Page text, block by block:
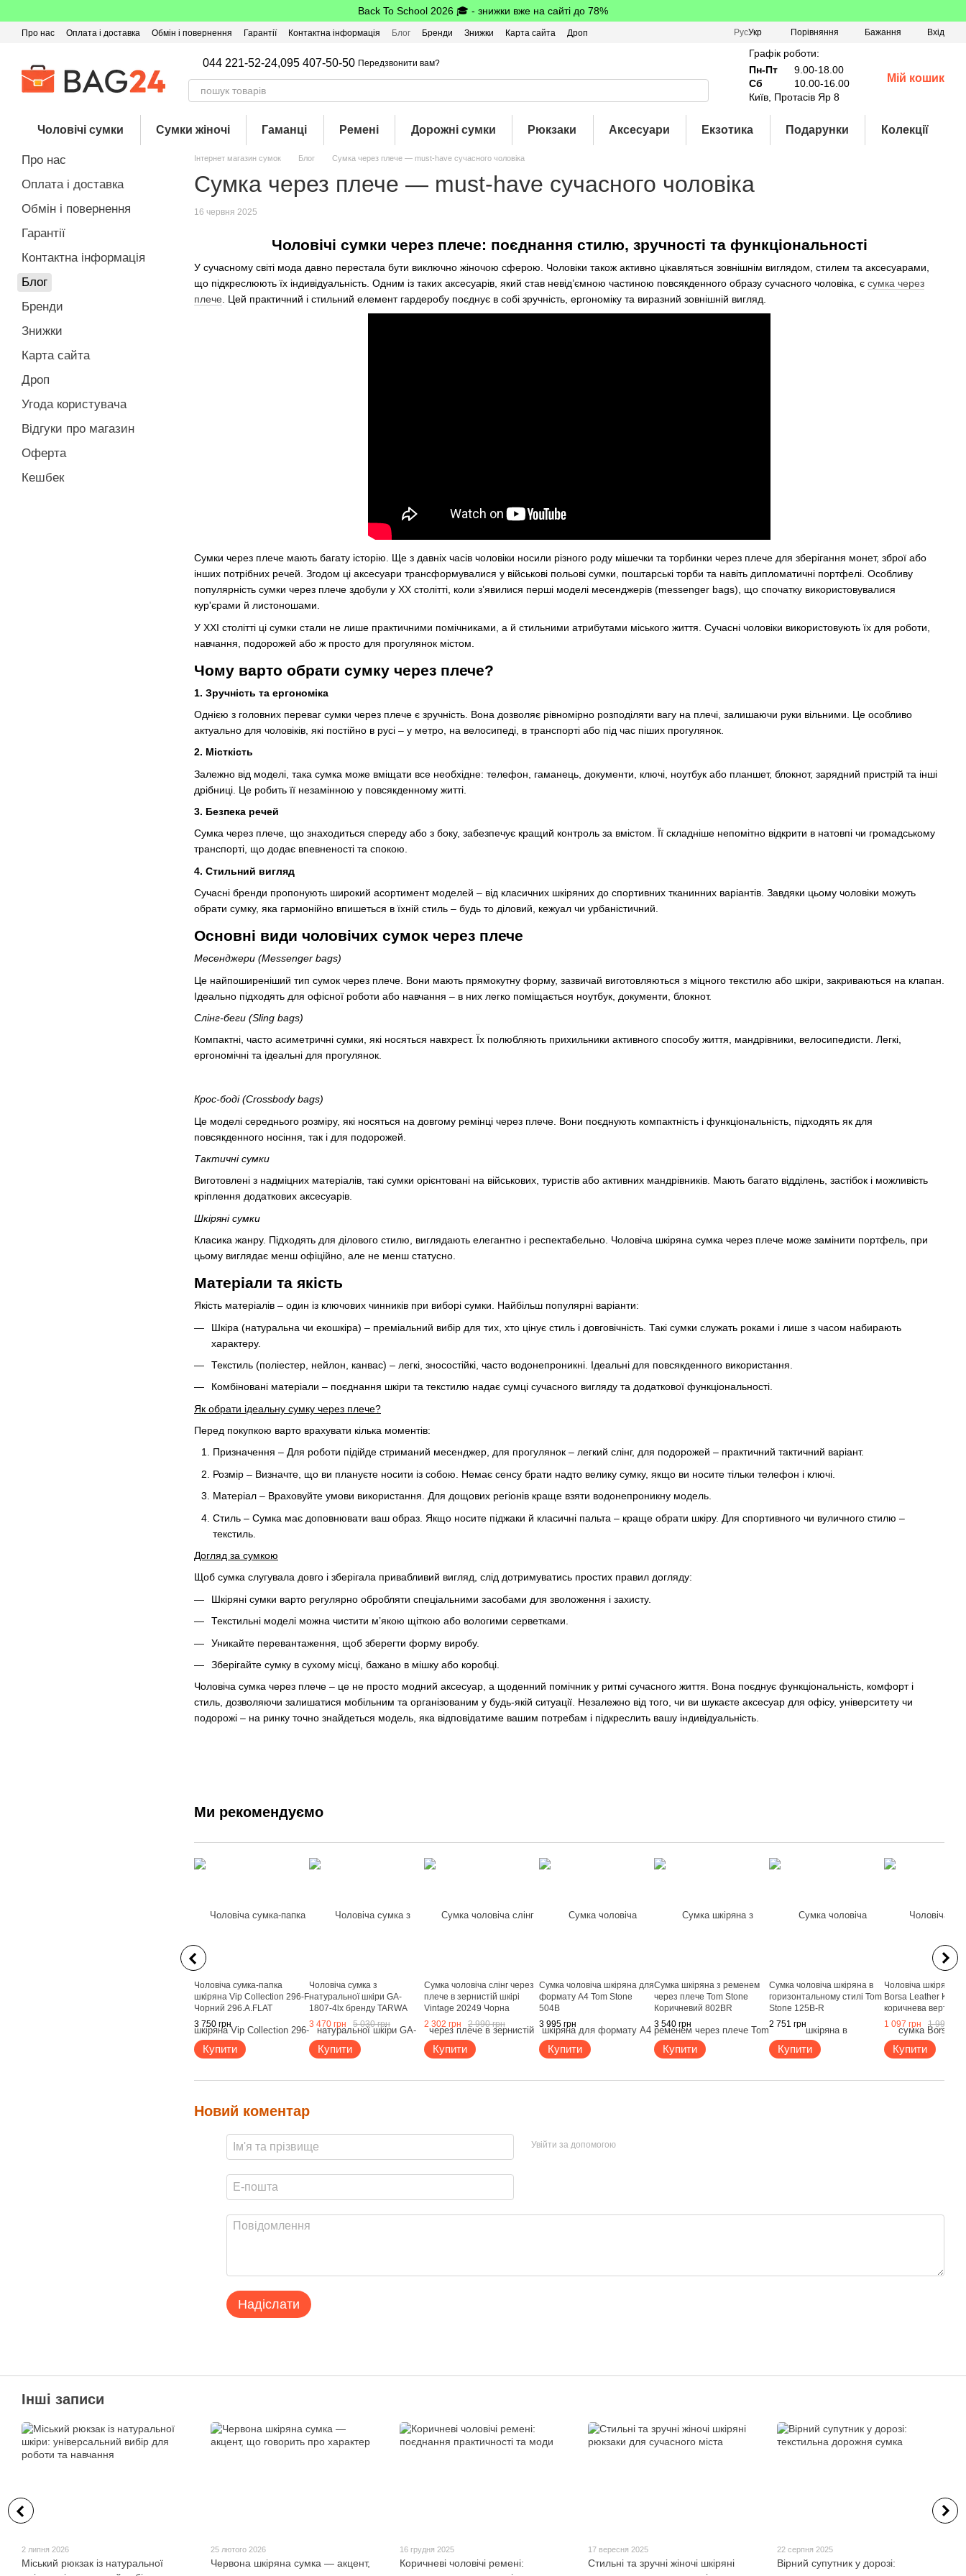
Back To School 2026 🎓 - знижки вже на сайті до 78%
Про нас Оплата і доставка Обмін і повернення Гарантії Контактна інформація Блог Бренди Знижки Карта сайта
Дроп
РусУкр Порівняння Бажання Вхід
044 221-52-24,095 407-50-50 Передзвонити вам?
Графік роботи:
Пн-Пт
9.00-18.00
Сб
10.00-16.00
Київ, Протасів Яр 8
Мій кошик
Чоловічі сумки Сумки жіночі Гаманці Ремені Дорожні сумки Рюкзаки Аксесуари Екзотика Подарунки Колекції
Інтернет магазин сумок Блог Сумка через плече — must-have сучасного чоловіка
Сумка через плече — must-have сучасного чоловіка
16 червня 2025
Чоловічі сумки через плече: поєднання стилю, зручності та функціональності
У сучасному світі мода давно перестала бути виключно жіночою сферою. Чоловіки також активно цікавляться зовнішнім виглядом, стилем та аксесуарами,
що підкреслюють їх індивідуальність. Одним із таких аксесуарів, який став невід’ємною частиною повсякденного образу сучасного чоловіка, є сумка через
плече. Цей практичний і стильний елемент гардеробу поєднує в собі зручність, ергономіку та виразний зовнішній вигляд.
Сумки через плече мають багату історію. Ще з давніх часів чоловіки носили різного роду мішечки та торбинки через плече для зберігання монет, зброї або
інших потрібних речей. Згодом ці аксесуари трансформувалися у військові польові сумки, поштарські торби та навіть дипломатичні портфелі. Особливу
популярність сумки через плече здобули у ХХ столітті, коли з’явилися перші моделі месенджерів (messenger bags), що спочатку використовувалися
кур'єрами й листоношами.
У XXI столітті ці сумки стали не лише практичними помічниками, а й стильними атрибутами міського життя. Сучасні чоловіки використовують їх для роботи,
навчання, подорожей або ж просто для прогулянок містом.
Чому варто обрати сумку через плече?
1. Зручність та ергономіка
Однією з головних переваг сумки через плече є зручність. Вона дозволяє рівномірно розподіляти вагу на плечі, залишаючи руки вільними. Це особливо
актуально для чоловіків, які постійно в русі – у метро, на велосипеді, в транспорті або під час піших прогулянок.
2. Місткість
Залежно від моделі, така сумка може вміщати все необхідне: телефон, гаманець, документи, ключі, ноутбук або планшет, блокнот, зарядний пристрій та інші
дрібниці. Це робить її незамінною у повсякденному житті.
3. Безпека речей
Сумка через плече, що знаходиться спереду або з боку, забезпечує кращий контроль за вмістом. Її складніше непомітно відкрити в натовпі чи громадському
транспорті, що додає впевненості та спокою.
4. Стильний вигляд
Сучасні бренди пропонують широкий асортимент моделей – від класичних шкіряних до спортивних тканинних варіантів. Завдяки цьому чоловіки можуть
обрати сумку, яка гармонійно впишеться в їхній стиль – будь то діловий, кежуал чи урбаністичний.
Основні види чоловічих сумок через плече
Месенджери (Messenger bags)
Це найпоширеніший тип сумок через плече. Вони мають прямокутну форму, зазвичай виготовляються з міцного текстилю або шкіри, закриваються на клапан.
Ідеально підходять для офісної роботи або навчання – в них легко поміщається ноутбук, документи, блокнот.
Слінг-беги (Sling bags)
Компактні, часто асиметричні сумки, які носяться навхрест. Їх полюбляють прихильники активного способу життя, мандрівники, велосипедисти. Легкі,
ергономічні та ідеальні для прогулянок.
Крос-боді (Crossbody bags)
Це моделі середнього розміру, які носяться на довгому ремінці через плече. Вони поєднують компактність і функціональність, підходять як для
повсякденного носіння, так і для подорожей.
Тактичні сумки
Виготовлені з надміцних матеріалів, такі сумки орієнтовані на військових, туристів або активних мандрівників. Мають багато відділень, застібок і можливість
кріплення додаткових аксесуарів.
Шкіряні сумки
Класика жанру. Підходять для ділового стилю, виглядають елегантно і респектабельно. Чоловіча шкіряна сумка через плече може замінити портфель, при
цьому виглядає менш офіційно, але не менш статусно.
Матеріали та якість
Якість матеріалів – один із ключових чинників при виборі сумки. Найбільш популярні варіанти:
Шкіра (натуральна чи екошкіра) – преміальний вибір для тих, хто цінує стиль і довговічність. Такі сумки служать роками і лише з часом набирають
характеру.
Текстиль (поліестер, нейлон, канвас) – легкі, зносостійкі, часто водонепроникні. Ідеальні для повсякденного використання.
Комбіновані матеріали – поєднання шкіри та текстилю надає сумці сучасного вигляду та додаткової функціональності.
Як обрати ідеальну сумку через плече?
Перед покупкою варто врахувати кілька моментів:
Призначення – Для роботи підійде стриманий месенджер, для прогулянок – легкий слінг, для подорожей – практичний тактичний варіант.
Розмір – Визначте, що ви плануєте носити із собою. Немає сенсу брати надто велику сумку, якщо ви носите тільки телефон і ключі.
Матеріал – Враховуйте умови використання. Для дощових регіонів краще взяти водонепроникну модель.
Стиль – Сумка має доповнювати ваш образ. Якщо носите піджаки й класичні пальта – краще обрати шкіру. Для спортивного чи вуличного стилю –
текстиль.
Догляд за сумкою
Щоб сумка слугувала довго і зберігала привабливий вигляд, слід дотримуватись простих правил догляду:
Шкіряні сумки варто регулярно обробляти спеціальними засобами для зволоження і захисту.
Текстильні моделі можна чистити м’якою щіткою або вологими серветками.
Уникайте перевантаження, щоб зберегти форму виробу.
Зберігайте сумку в сухому місці, бажано в мішку або коробці.
Чоловіча сумка через плече – це не просто модний аксесуар, а щоденний помічник у ритмі сучасного життя. Вона поєднує функціональність, комфорт і
стиль, дозволяючи залишатися мобільним та організованим у будь-якій ситуації. Незалежно від того, чи ви шукаєте аксесуар для офісу, університету чи
подорожі – на ринку точно знайдеться модель, яка відповідатиме вашим потребам і підкреслить вашу індивідуальність.
Ми рекомендуємо
Чоловіча сумка-папка
шкіряна Vip Collection 296-F
Чорний 296.A.FLAT
3 750 грн
Купити
Чоловіча сумка з
натуральної шкіри GA-
1807-4lx бренду TARWA
Чорний
3 470 грн 5 030 грн
Купити
Сумка чоловіча слінг через
плече в зернистій шкірі
Vintage 20249 Чорна
2 302 грн
2 990 грн
Купити
Сумка чоловіча шкіряна для
формату А4 Tom Stone
504B
3 995 грн
Купити
Сумка шкіряна з ременем
через плече Tom Stone
Коричневий 802BR
3 540 грн
Купити
Сумка чоловіча шкіряна в
горизонтальному стилі Tom
Stone 125B-R
2 751 грн
Купити
Чоловіча шкіряна
Borsa Leather
коричнева
документів, Тайвань
1 097 грн 1 990 грн
Купити
Новий коментар
Увійти за допомогою
Надіслати
Про нас
Оплата і доставка
Обмін і повернення
Гарантії
Контактна інформація
Блог
Бренди
Знижки
Карта сайта
Дроп
Угода користувача
Відгуки про магазин
Оферта
Кешбек
Інші записи
2 липня 2026
Міський рюкзак із натуральної
25 лютого 2026
Червона шкіряна сумка — акцент,
16 грудня 2025
Коричневі чоловічі ремені:
17 вересня 2025
Стильні та зручні жіночі шкіряні
22 серпня 2025
Вірний супутник у дорозі: